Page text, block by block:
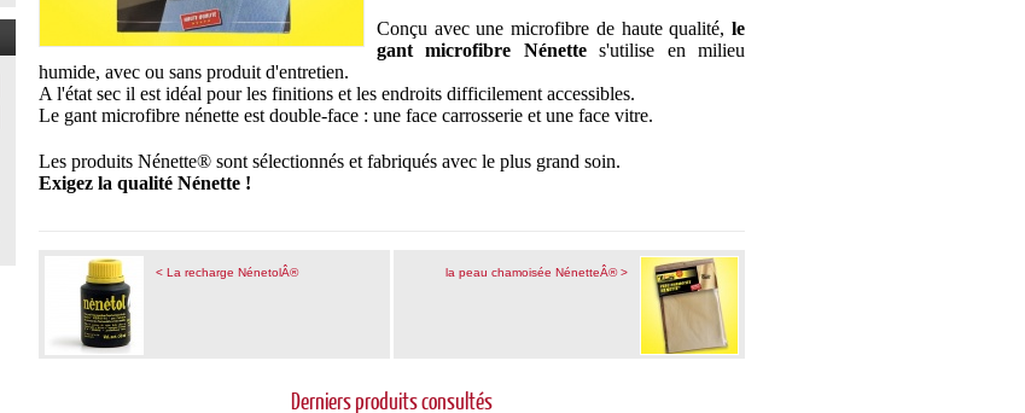
Conçu avec une microfibre de haute qualité, le
gant microfibre Nénettes'utilise en milieu
humide, avec ou sans produit d'entretien.
A l'état sec il est idéal pour les finitions et les endroits difficilement accessibles.
Le gant microfibre nénette est double-face : une face carrosserie et une face vitre.
Les produits Nénette® sont sélectionnés et fabriqués avec le plus grand soin.
Exigez la qualité Nénette !
< La recharge NénetolÂ® la peau chamoisée NénetteÂ® >
Derniers produits consultés